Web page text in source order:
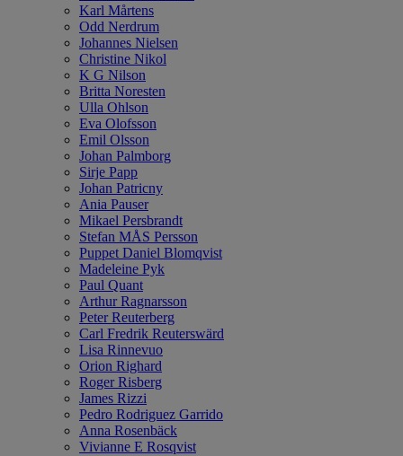
Karl Mårtens
Odd Nerdrum
Johannes Nielsen
Christine Nikol
K G Nilson
Britta Noresten
Ulla Ohlson
Eva Olofsson
Emil Olsson
Johan Palmborg
Sirje Papp
Johan Patricny
Ania Pauser
Mikael Persbrandt
Stefan MÅS Persson
Puppet Daniel Blomqvist
Madeleine Pyk
Paul Quant
Arthur Ragnarsson
Peter Reuterberg
Carl Fredrik Reuterswärd
Lisa Rinnevuo
Orion Righard
Roger Risberg
James Rizzi
Pedro Rodriguez Garrido
Anna Rosenbäck
Vivianne E Rosqvist